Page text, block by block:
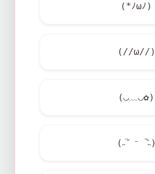
(*ﾉωﾉ)
(//ω//)
(◡﹏◡✿)
(˶‾᷄ ⁻ ‾᷅˵)